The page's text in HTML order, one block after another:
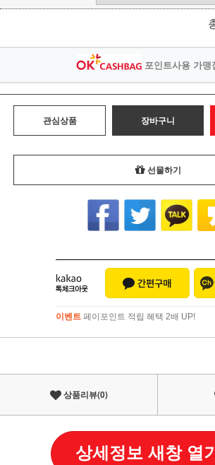
포인트사용 가맹
관심상품 장바구니
선물하기
이벤트 페이포인트 적립 혜택 2배 UP!
이벤트페이포인트 적립 혜택 2배 UP!
상품리뷰(0)
상세정보 새창 열